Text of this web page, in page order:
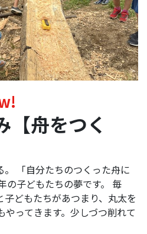
舟をつく
「自分たちのつくった舟に
の子どもたちの夢です。 毎
どもたちがあつまり、丸太を
やってきます。少しづつ削れて